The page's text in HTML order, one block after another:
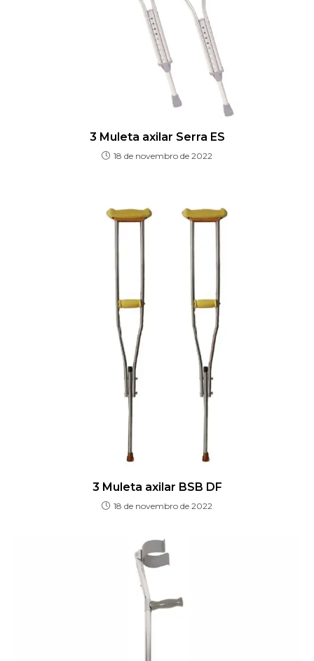
3 Muleta axilar Serra ES
18 de novembro de 2022
3 Muleta axilar BSB DF
18 de novembro de 2022